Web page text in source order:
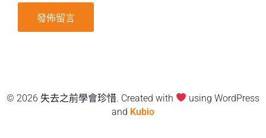
© 2026 失去之前學會珍惜. Created with
using WordPress
and Kubio